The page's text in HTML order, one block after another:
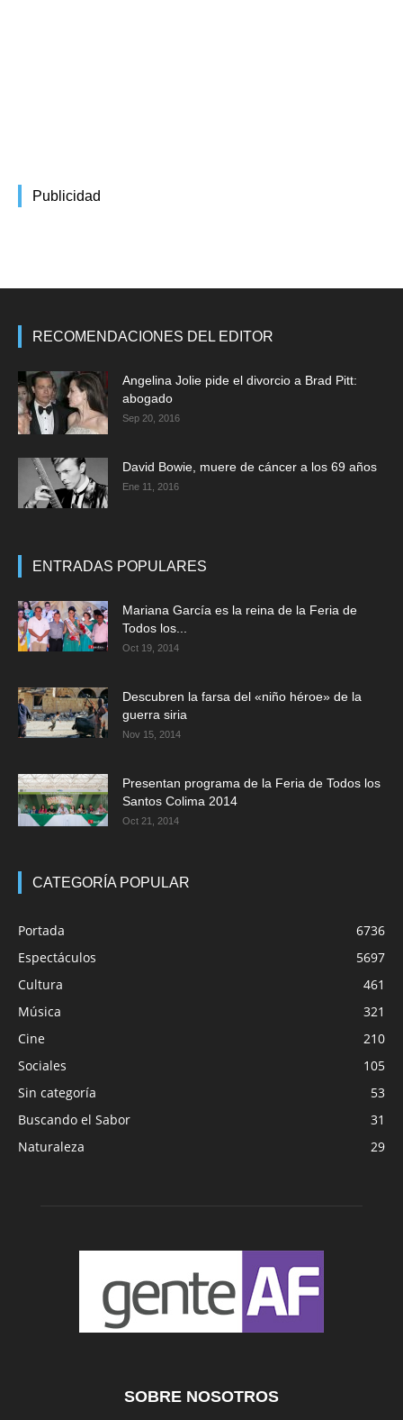
Publicidad
RECOMENDACIONES DEL EDITOR
Angelina Jolie pide el divorcio a Brad Pitt:
abogado
Sep 20, 2016
David Bowie, muere de cáncer a los 69 años
Ene 11, 2016
ENTRADAS POPULARES
Mariana García es la reina de la Feria de
Todos los...
Oct 19, 2014
Descubren la farsa del «niño héroe» de la
guerra siria
Nov 15, 2014
Presentan programa de la Feria de Todos los
Santos Colima 2014
Oct 21, 2014
CATEGORÍA POPULAR
Portada
6736
Espectáculos
5697
Cultura
461
Música
321
Cine
210
Sociales
105
Sin categoría
53
Buscando el Sabor
31
Naturaleza
29
SOBRE NOSOTROS